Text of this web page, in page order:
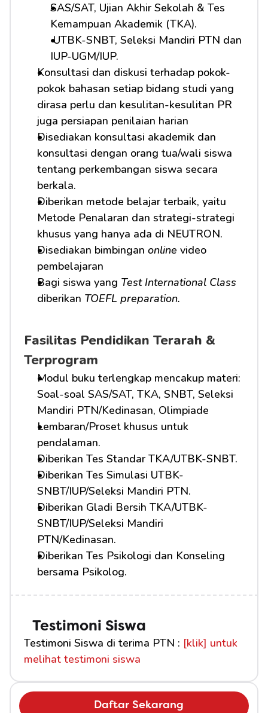
Daftar Sekarang
SAS/SAT, Ujian Akhir Sekolah & Tes
Kemampuan Akademik (TKA).
UTBK-SNBT, Seleksi Mandiri PTN dan
IUP-UGM/IUP.
Konsultasi dan diskusi terhadap pokok-
pokok bahasan setiap bidang studi yang
dirasa perlu dan kesulitan-kesulitan PR
juga persiapan penilaian harian
Disediakan konsultasi akademik dan
konsultasi dengan orang tua/wali siswa
tentang perkembangan siswa secara
berkala.
Diberikan metode belajar terbaik, yaitu
Metode Penalaran dan strategi-strategi
khusus yang hanya ada di NEUTRON.
Disediakan bimbingan online video
pembelajaran
Bagi siswa yang Test International Class
diberikan TOEFL preparation.
Fasilitas Pendidikan Terarah &
Terprogram
Modul buku terlengkap mencakup materi:
Soal-soal SAS/SAT, TKA, SNBT, Seleksi
Mandiri PTN/Kedinasan, Olimpiade
Lembaran/Proset khusus untuk
pendalaman.
Diberikan Tes Standar TKA/UTBK-SNBT.
Diberikan Tes Simulasi UTBK-
SNBT/IUP/Seleksi Mandiri PTN.
Diberikan Gladi Bersih TKA/UTBK-
SNBT/IUP/Seleksi Mandiri
PTN/Kedinasan.
Diberikan Tes Psikologi dan Konseling
bersama Psikolog.
Testimoni Siswa
Testimoni Siswa di terima PTN : [klik] untuk
melihat testimoni siswa